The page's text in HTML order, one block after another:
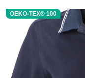
OEKO-TEX® 100